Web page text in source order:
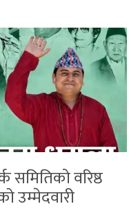
समितिको वरिष्ठ
उम्मेदवारी